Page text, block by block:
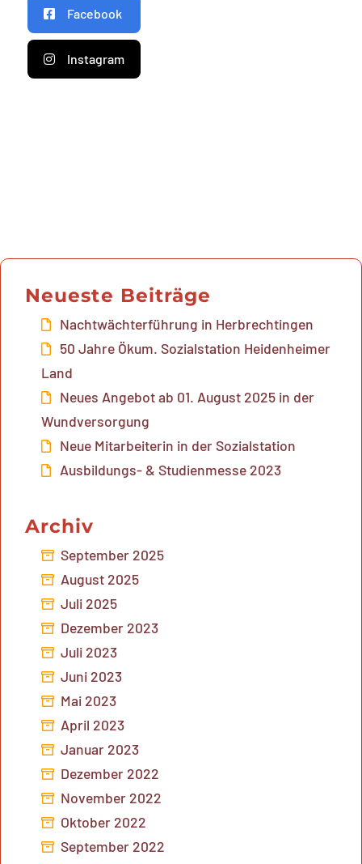
Facebook
Instagram
Neueste Beiträge
Nachtwächterführung in Herbrechtingen
50 Jahre Ökum. Sozialstation Heidenheimer
Land
Neues Angebot ab 01. August 2025 in der
Wundversorgung
Neue Mitarbeiterin in der Sozialstation
Ausbildungs- & Studienmesse 2023
Archiv
September 2025
August 2025
Juli 2025
Dezember 2023
Juli 2023
Juni 2023
Mai 2023
April 2023
Januar 2023
Dezember 2022
November 2022
Oktober 2022
September 2022